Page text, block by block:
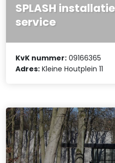
SPLASH
service
KvK nummer: 09166365
Adres: Kleine Houtplein 11